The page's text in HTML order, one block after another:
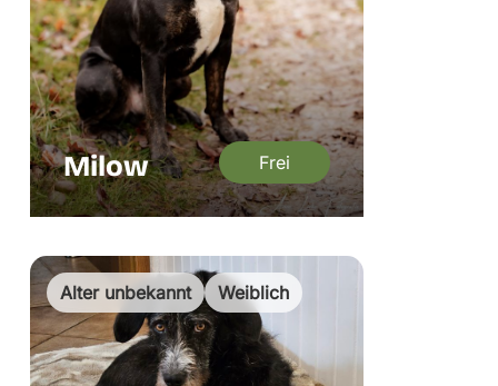
Milow Frei
Alter unbekannt Weiblich